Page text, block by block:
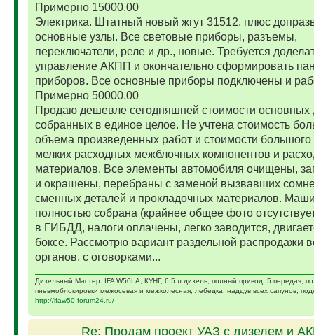
Примерно 15000.00
Электрика. Штатный новый жгут 31512, плюс
основные узлы. Все световые приборы, разъемы,
переключатели, реле и др., новые. Требуется
управление АКПП и окончательно сформировать
приборов. Все основные приборы подключены и
Примерно 50000.00
Продаю дешевле сегодняшней стоимости основных
собранных в единое целое. Не учтена стоимость
объема произведенных работ и стоимости большого
мелких расходных межблочных компонентов и
материалов. Все элементы автомобиля очищены,
и окрашены, перебраны с заменой вызвавших
сменных деталей и прокладочных материалов.
полностью собрана (крайнее общее фото
в ГИБДД, налоги оплачены, легко заводится,
боксе. Рассмотрю вариант раздельной распродажи
органов, с оговорками...
Дизельный Мастер. IFA W50LA, КУНГ, 6,5 л дизель, полный привод, 5 передач,
пневмоблокировки межосевая и межколесная, лебедка, наддув всех сапунов,
http://ifaw50.forum24.ru/
Re: Продам проект УАЗ с дизелем и